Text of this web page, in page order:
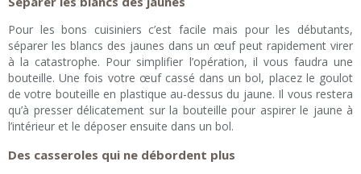
Pour les bons cuisiniers c’est facile mais pour les débutants,
séparer les blancs des jaunes dans un œuf peut rapidement virer
à la catastrophe. Pour simplifier l’opération, il vous faudra une
bouteille. Une fois votre œuf cassé dans un bol, placez le goulot
de votre bouteille en plastique au-dessus du jaune. Il vous restera
qu’à presser délicatement sur la bouteille pour aspirer le jaune à
l’intérieur et le déposer ensuite dans un bol.
Des casseroles qui ne débordent plus